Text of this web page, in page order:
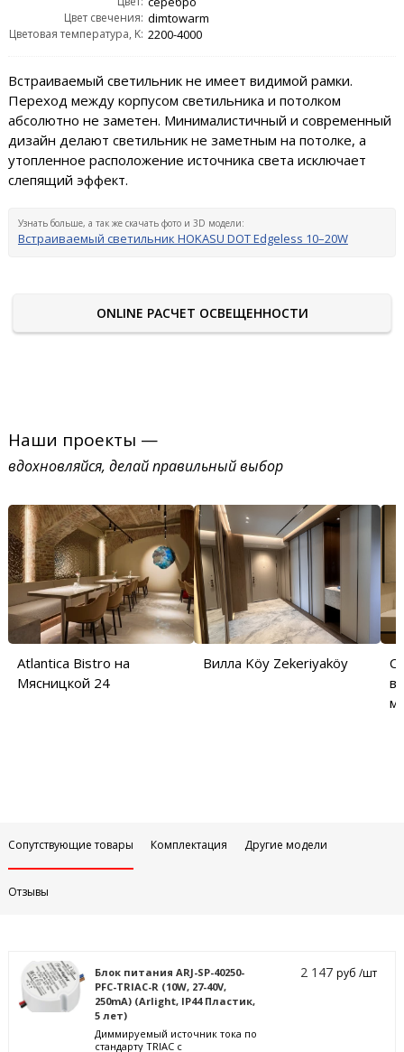
Цвет свечения: dimtowarm
Цветовая температура, K: 2200-4000
Встраиваемый светильник не имеет видимой рамки.
Переход между корпусом светильника и потолком
абсолютно не заметен. Минималистичный и современный
дизайн делают светильник не заметным на потолке, а
утопленное расположение источника света исключает
слепящий эффект.
Узнать больше, а так же скачать фото и 3D модели:
Встраиваемый светильник HOKASU DOT Edgeless 10–20W
ONLINE РАСЧЕТ ОСВЕЩЕННОСТИ
Наши проекты —
вдохновляйся, делай правильный выбор
Atlantica Bistro на
Мясницкой 24
Вилла Köy Zekeriyaköy
Сопутствующие товары Комплектация Другие модели
Отзывы
Блок питания ARJ-SP-40250-
PFC-TRIAC-R (10W, 27-40V,
250mA) (Arlight, IP44 Пластик,
5 лет)
Диммируемый источник тока по
стандарту TRIAC с
2 147руб /шт